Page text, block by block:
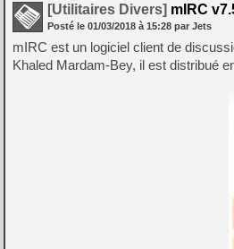
[Utilitaires Divers] mIRC
Posté le 01/03/2018 à 15:28 par Jets
mIRC est un logiciel client de
Khaled Mardam-Bey, il est distribué